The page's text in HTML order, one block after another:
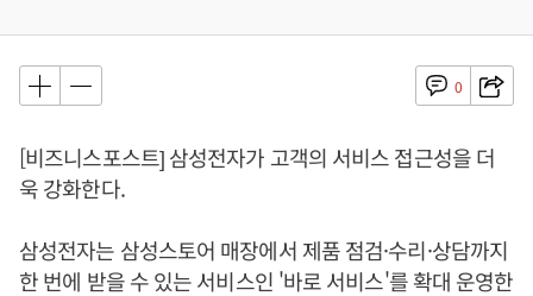
0
[비즈니스포스트] 삼성전자가 고객의 서비스 접근성을 더
욱 강화한다.
삼성전자는 삼성스토어 매장에서 제품 점검·수리·상담까지
한 번에 받을 수 있는 서비스인 '바로 서비스'를 확대 운영한